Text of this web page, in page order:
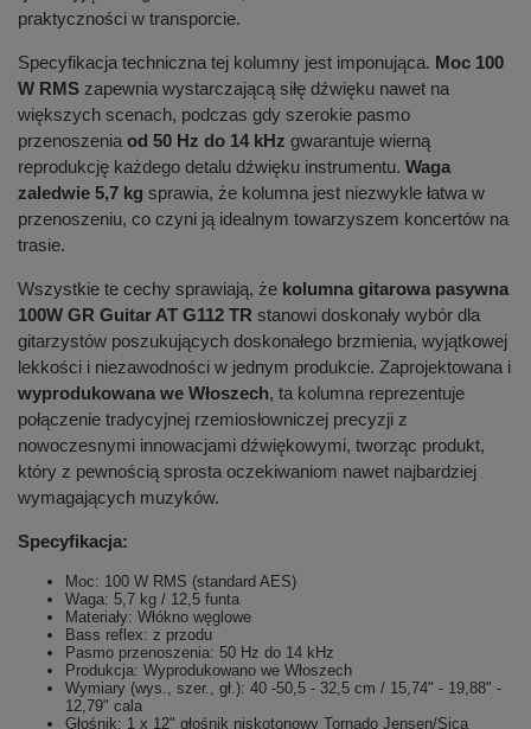
praktyczności w transporcie.
Specyfikacja techniczna tej kolumny jest imponująca. Moc 100
W RMS zapewnia wystarczającą siłę dźwięku nawet na
większych scenach, podczas gdy szerokie pasmo
przenoszenia od 50 Hz do 14 kHz gwarantuje wierną
reprodukcję każdego detalu dźwięku instrumentu. Waga
zaledwie 5,7 kg sprawia, że kolumna jest niezwykle łatwa w
przenoszeniu, co czyni ją idealnym towarzyszem koncertów na
trasie.
Wszystkie te cechy sprawiają, że kolumna gitarowa pasywna
100W GR Guitar AT G112 TR stanowi doskonały wybór dla
gitarzystów poszukujących doskonałego brzmienia, wyjątkowej
lekkości i niezawodności w jednym produkcie. Zaprojektowana i
wyprodukowana we Włoszech, ta kolumna reprezentuje
połączenie tradycyjnej rzemiosłowniczej precyzji z
nowoczesnymi innowacjami dźwiękowymi, tworząc produkt,
który z pewnością sprosta oczekiwaniom nawet najbardziej
wymagających muzyków.
Specyfikacja:
Moc: 100 W RMS (standard AES)
Waga: 5,7 kg / 12,5 funta
Materiały: Włókno węglowe
Bass reflex: z przodu
Pasmo przenoszenia: 50 Hz do 14 kHz
Produkcja: Wyprodukowano we Włoszech
Wymiary (wys., szer., gł.): 40 -50,5 - 32,5 cm / 15,74" - 19,88" -
12,79" cala
Głośnik: 1 x 12" głośnik niskotonowy Tornado Jensen/Sica